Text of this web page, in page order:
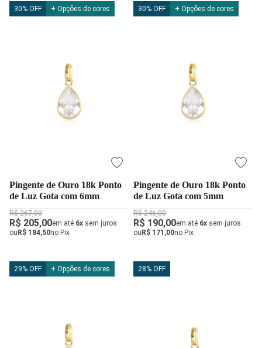
30% OFF + Opções de cores
Pingente de Ouro 18k Ponto
de Luz Gota com 6mm
R$ 267,00
R$ 205,00em até 6x sem juros
ou R$ 184,50no Pix
30% OFF + Opções de cores
Pingente de Ouro 18k Ponto
de Luz Gota com 5mm
R$ 246,00
R$ 190,00em até 6x sem juros
ou R$ 171,00no Pix
29% OFF + Opções de cores 28% OFF